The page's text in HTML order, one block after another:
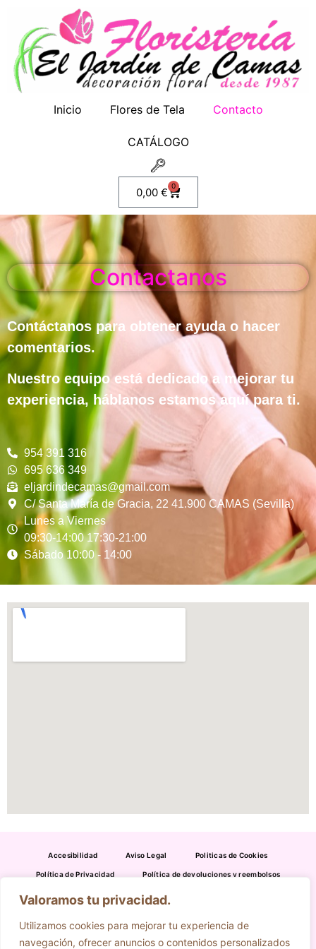
Valoramos tu privacidad.
Utilizamos cookies para mejorar tu experiencia de
navegación, ofrecer anuncios o contenidos personalizados
Inicio Flores de Tela Contacto
CATÁLOGO
0,00 € 0
Contactanos
Contáctanos para obtener ayuda o hacer
comentarios.
Nuestro equipo está dedicado a mejorar tu
experiencia, háblanos estamos aquí para ti.
954 391 316
695 636 349
eljardindecamas@gmail.com
C/ Santa María de Gracia, 22 41.900 CAMAS (Sevilla)
Lunes a Viernes
09:30-14:00 17:30-21:00
Sábado 10:00 - 14:00
Accesibilidad Aviso Legal Politicas de Cookies
Política de Privacidad Política de devoluciones y reembolsos
954 391 316
695 636 349
eljardindecamas@gmail.com